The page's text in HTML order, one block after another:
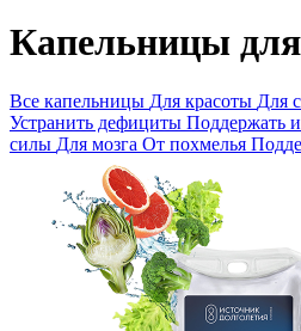
Капельницы для
Все капельницы Для красоты Для
Устранить дефициты Поддержать
силы Для мозга От похмелья